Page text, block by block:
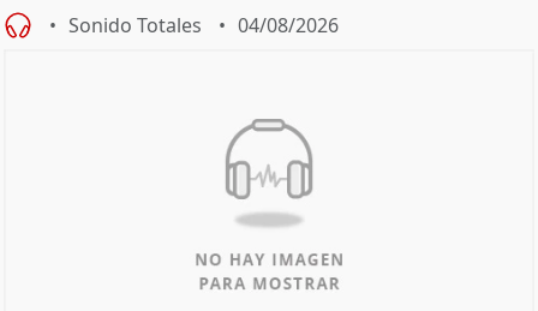
Sonido Totales 04/08/2026